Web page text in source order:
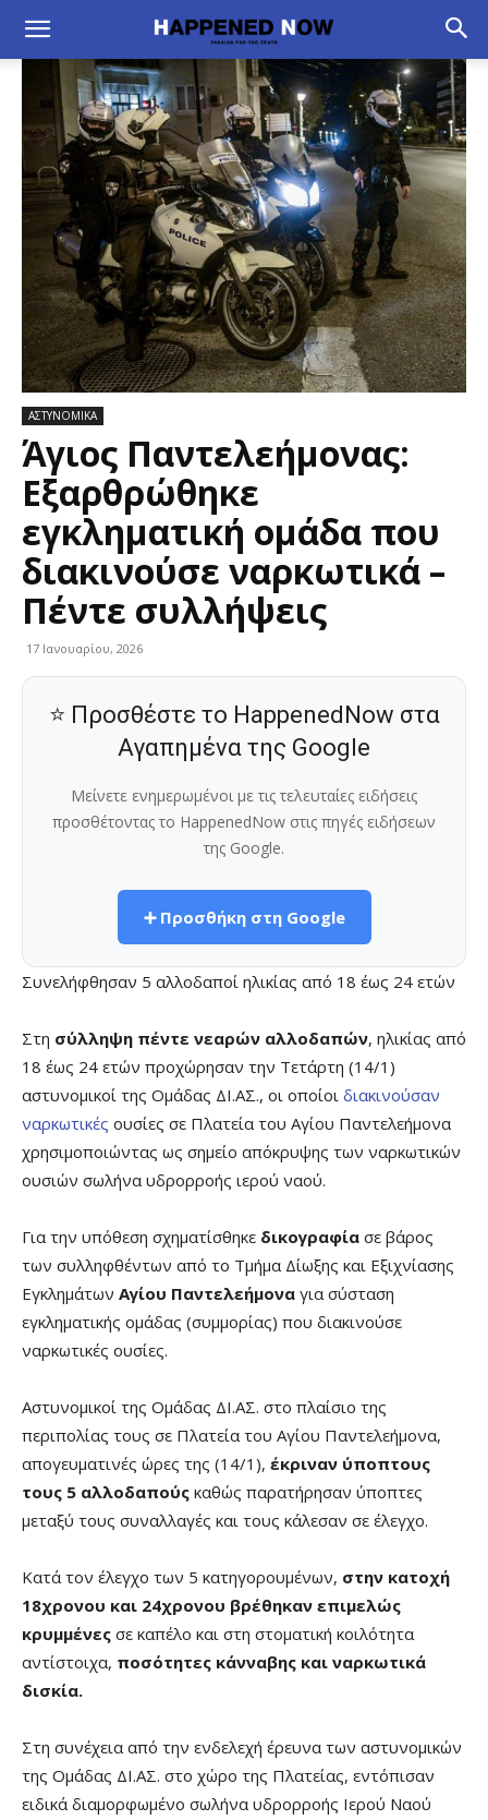
ΑΣΤΥΝΟΜΙΚΑ
Άγιος Παντελεήμονας:
Εξαρθρώθηκε
εγκληματική ομάδα που
διακινούσε ναρκωτικά –
Πέντε συλλήψεις
17 Ιανουαρίου, 2026
⭐ Προσθέστε το HappenedNow στα
Αγαπημένα της Google
Μείνετε ενημερωμένοι με τις τελευταίες ειδήσεις
προσθέτοντας το HappenedNow στις πηγές ειδήσεων
της Google.
➕ Προσθήκη στη Google
Συνελήφθησαν 5 αλλοδαποί ηλικίας από 18 έως 24 ετών
Στη σύλληψη πέντε νεαρών αλλοδαπών, ηλικίας από
18 έως 24 ετών προχώρησαν την Τετάρτη (14/1)
αστυνομικοί της Ομάδας ΔΙ.ΑΣ., οι οποίοι διακινούσαν
ναρκωτικές ουσίες σε Πλατεία του Αγίου Παντελεήμονα
χρησιμοποιώντας ως σημείο απόκρυψης των ναρκωτικών
ουσιών σωλήνα υδρορροής ιερού ναού.
Για την υπόθεση σχηματίσθηκε δικογραφία σε βάρος
των συλληφθέντων από το Τμήμα Δίωξης και Εξιχνίασης
Εγκλημάτων Αγίου Παντελεήμονα για σύσταση
εγκληματικής ομάδας (συμμορίας) που διακινούσε
ναρκωτικές ουσίες.
Αστυνομικοί της Ομάδας ΔΙ.ΑΣ. στο πλαίσιο της
περιπολίας τους σε Πλατεία του Αγίου Παντελεήμονα,
απογευματινές ώρες της (14/1), έκριναν ύποπτους
τους 5 αλλοδαπούς καθώς παρατήρησαν ύποπτες
μεταξύ τους συναλλαγές και τους κάλεσαν σε έλεγχο.
Κατά τον έλεγχο των 5 κατηγορουμένων, στην κατοχή
18χρονου και 24χρονου βρέθηκαν επιμελώς
κρυμμένες σε καπέλο και στη στοματική κοιλότητα
αντίστοιχα, ποσότητες κάνναβης και ναρκωτικά
δισκία.
Στη συνέχεια από την ενδελεχή έρευνα των αστυνομικών
της Ομάδας ΔΙ.ΑΣ. στο χώρο της Πλατείας, εντόπισαν
ειδικά διαμορφωμένο σωλήνα υδρορροής Ιερού Ναού